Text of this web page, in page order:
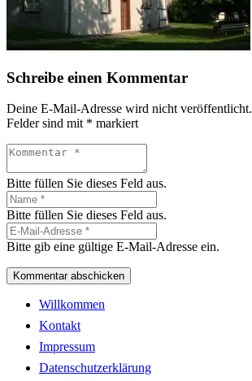
Schreibe einen Kommentar
Deine E-Mail-Adresse wird nicht veröffentlicht.
Felder sind mit * markiert
Bitte füllen Sie dieses Feld aus.
Bitte füllen Sie dieses Feld aus.
Bitte gib eine gültige E-Mail-Adresse ein.
Kommentar abschicken
Willkommen
Kontakt
Impressum
Datenschutzerklärung